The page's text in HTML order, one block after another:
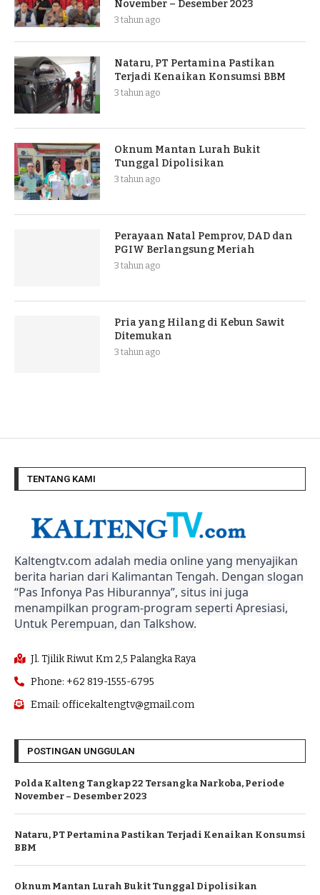
November – Desember 2023
3 tahun ago
Nataru, PT Pertamina Pastikan
Terjadi Kenaikan Konsumsi BBM
3 tahun ago
Oknum Mantan Lurah Bukit
Tunggal Dipolisikan
3 tahun ago
Perayaan Natal Pemprov, DAD dan
PGIW Berlangsung Meriah
3 tahun ago
Pria yang Hilang di Kebun Sawit
Ditemukan
3 tahun ago
TENTANG KAMI
Kaltengtv.com adalah media online yang menyajikan
berita harian dari Kalimantan Tengah. Dengan slogan
“Pas Infonya Pas Hiburannya”, situs ini juga
menampilkan program-program seperti Apresiasi,
Untuk Perempuan, dan Talkshow.
Jl. Tjilik Riwut Km 2,5 Palangka Raya
Phone: +62 819-1555-6795
Email: officekaltengtv@gmail.com
POSTINGAN UNGGULAN
Polda Kalteng Tangkap 22 Tersangka Narkoba, Periode
November – Desember 2023
Nataru, PT Pertamina Pastikan Terjadi Kenaikan Konsumsi
BBM
Oknum Mantan Lurah Bukit Tunggal Dipolisikan